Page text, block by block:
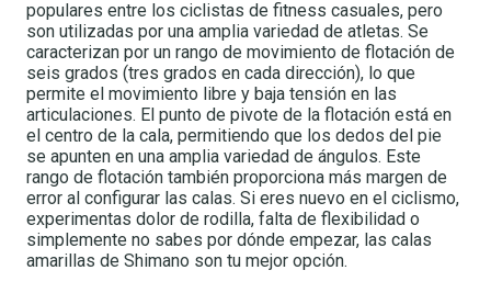
populares entre los ciclistas de fitness casuales, pero
son utilizadas por una amplia variedad de atletas. Se
caracterizan por un rango de movimiento de flotación de
seis grados (tres grados en cada dirección), lo que
permite el movimiento libre y baja tensión en las
articulaciones. El punto de pivote de la flotación está en
el centro de la cala, permitiendo que los dedos del pie
se apunten en una amplia variedad de ángulos. Este
rango de flotación también proporciona más margen de
error al configurar las calas. Si eres nuevo en el ciclismo,
experimentas dolor de rodilla, falta de flexibilidad o
simplemente no sabes por dónde empezar, las calas
amarillas de Shimano son tu mejor opción.